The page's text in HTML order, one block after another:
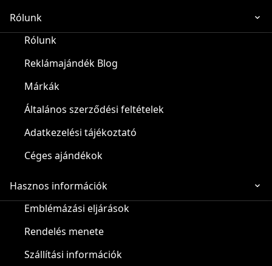
Rólunk
Rólunk
Reklámajándék Blog
Márkák
Általános szerződési feltételek
Adatkezelési tájékoztató
Céges ajándékok
Hasznos információk
Emblémázási eljárások
Rendelés menete
Szállítási információk